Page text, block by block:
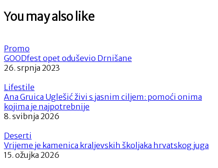
You may also like
Promo
GOODfest opet oduševio Drnišane
26. srpnja 2023
Lifestile
Ana Gruica Uglešić živi s jasnim ciljem: pomoći onima
kojima je najpotrebnije
8. svibnja 2026
Deserti
Vrijeme je kamenica kraljevskih školjaka hrvatskog juga
15. ožujka 2026